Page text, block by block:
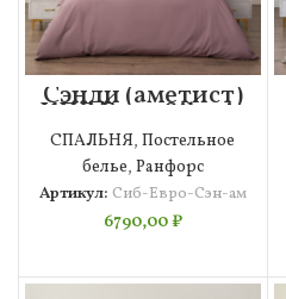
Сэнди (аметист)
КПБ Евро Siberia
СПАЛЬНЯ,Постельное
белье, Ранфорс
Артикул: Сиб-Евро-Сэн-ам
6790,00₽